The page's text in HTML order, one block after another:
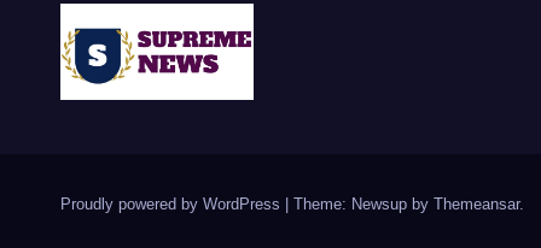
Proudly powered by WordPress Theme: Newsup by Themeansar.